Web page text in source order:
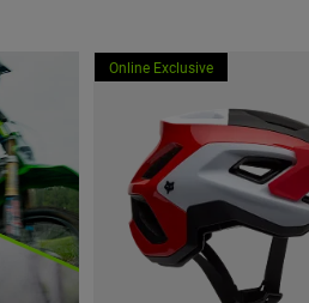
Online Exclusive